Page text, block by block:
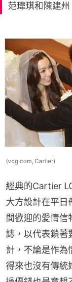
范瑋琪和陳建州
(vcg.com, Cartier)
經典的Cartier
大方設計在平日
間歡迎的愛情
誌，以代表鎖著
計，不論是作為
得來也沒有傳統